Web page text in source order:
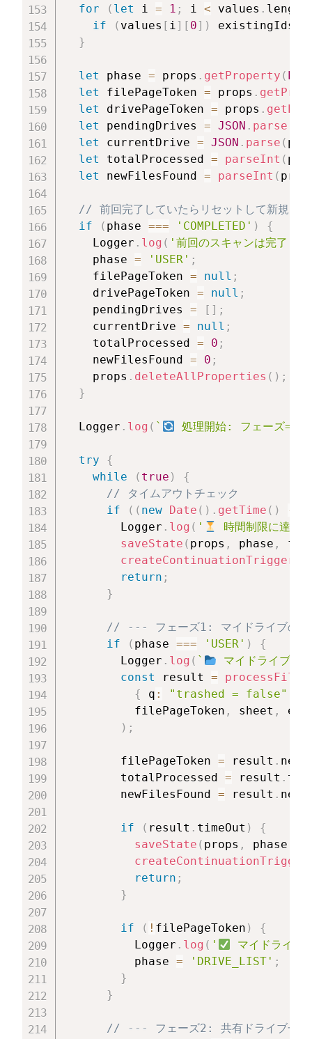
for
( let i = 1 ; i < values . length
if
( values [ i] [ 0] ) existingIds
}
let phase = props . getProperty (
let
filePageToken = props .
let
drivePageToken = props .
let
pendingDrives = JSON . parse
let
currentDrive = JSON . parse (
let
totalProcessed = parseInt (
let
newFilesFound = parseInt (
// 前回完了していたらリセットして新規ス
if
( phase === 'COMPLETED' )
{
    Logger
. log ( '前回のスキャンは完了し
    phase
= 'USER' ;
    filePageToken
= null ;
    drivePageToken
= null ;
    pendingDrives
= [ ] ;
    currentDrive
= null ;
    totalProcessed
= 0 ;
    newFilesFound
= 0 ;
    props
. deleteAllProperties ( ) ;
}
  Logger
. log ( ` 処理開始: フェーズ=
try
{
while
( true )
{
// タイムアウトチェック
if
( ( new Date ( ) . getTime ( ) -
        Logger
. log ( '
時間制限に達し
saveState ( props , phase ,
createContinuationTrigger
return ;
}
// --- フェーズ1: マイドライブの
if
( phase === 'USER' )
{
        Logger
. log ( `
マイドライブ
const
result =
{
q : "trashed = false"
          filePageToken
, sheet ,
) ;
        filePageToken
= result .
        totalProcessed
= result .
        newFilesFound
= result .
if ( result . timeOut )
{
saveState ( props , phase
createContinuationTrigger
return ;
}
if ( ! filePageToken )
{
          Logger
. log ( '
マイドライブ
          phase
= 'DRIVE_LIST' ;
}
}
// --- フェーズ2: 共有ドライブ一